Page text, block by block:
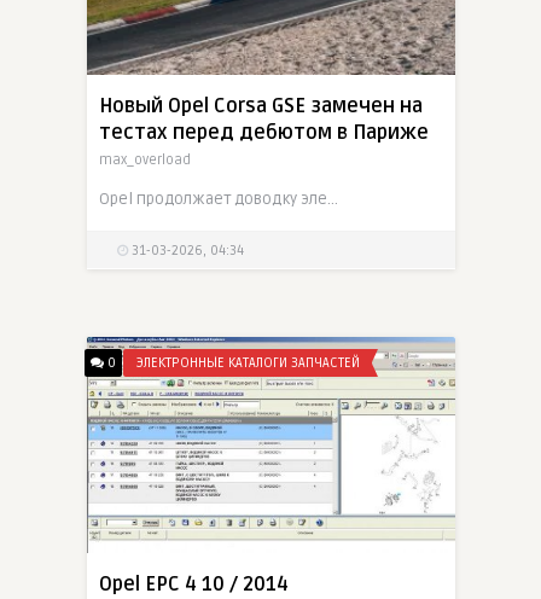
Новый Opel Corsa GSE замечен на
тестах перед дебютом в Париже
max_overload
Opel продолжает доводку электрического Corsa GSE и вывела горячий хэтчбек на Нюрбургринг. Компания называет модель самым мощным серийным Corsa в истории, а Carscoops ожидает силовую установку на 278
31-03-2026, 04:34
0 ЭЛЕКТРОННЫЕ КАТАЛОГИ ЗАПЧАСТЕЙ
Opel EPC 4 10 / 2014